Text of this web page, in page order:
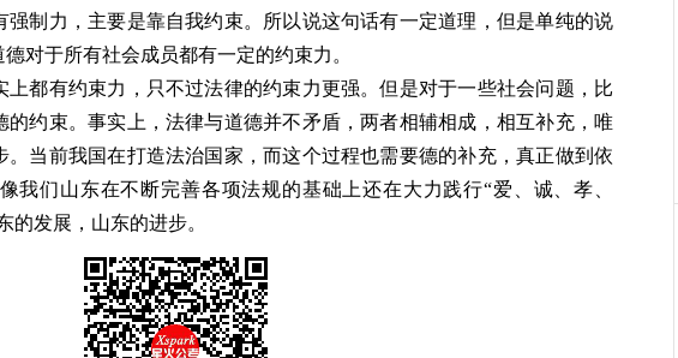
强制力，主要是靠自我约束。所以说这句话有一定道理，但是单纯的说
对于所有社会成员都有一定的约束力。
有约束力，只不过法律的约束力更强。但是对于一些社会问题，比
的约束。事实上，法律与道德并不矛盾，两者相辅相成，相互补充，唯
当前我国在打造法治国家，而这个过程也需要德的补充，真正做到依
我们山东在不断完善各项法规的基础上还在大力践行“爱、诚、孝、
的发展，山东的进步。